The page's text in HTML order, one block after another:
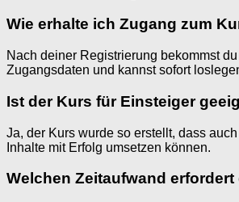
Wie erhalte ich Zugang zum
Nach deiner Registrierung bekommst
Zugangsdaten und kannst sofort
Ist der Kurs für Einsteiger
Ja, der Kurs wurde so erstellt, dass
Inhalte mit Erfolg umsetzen können.
Welchen Zeitaufwand erfordert